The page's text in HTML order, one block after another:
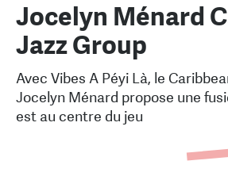
Jocelyn Ménard
Jazz Group
Avec Vibes A Péyi Là, le
Jocelyn Ménard propose une
est au centre du jeu